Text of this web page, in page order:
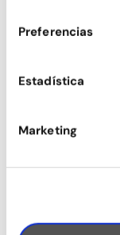
Preferencias
Estadística
Marketing